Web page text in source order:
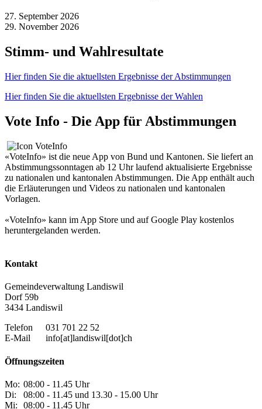
27. September 2026
29. November 2026
Stimm- und Wahlresultate
Hier finden Sie die aktuellsten Ergebnisse der Abstimmungen
Hier finden Sie die aktuellsten Ergebnisse der Wahlen
Vote Info - Die App für Abstimmungen
«VoteInfo» ist die neue App von Bund und Kantonen. Sie liefert an
Abstimmungssonntagen ab 12 Uhr laufend aktualisierte Ergebnisse
zu nationalen und kantonalen Abstimmungen. Die App enthält auch
die Erläuterungen und Videos zu nationalen und kantonalen
Vorlagen.
«VoteInfo» kann im App Store und auf Google Play kostenlos
heruntergelanden werden.
Kontakt
Gemeindeverwaltung Landiswil
Dorf 59b
3434 Landiswil
Telefon
031 701 22 52
E-Mail
info[at]landiswil[dot]ch
Öffnungszeiten
Mo: 08:00 - 11.45 Uhr
Di:
08:00 - 11.45 und 13.30 - 15.00 Uhr
Mi:
08:00 - 11.45 Uhr